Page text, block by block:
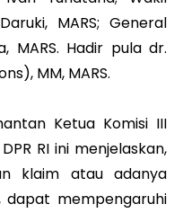
MARS; General
MARS. Hadir pula dr.
MM, MARS.
Ketua Komisi III
RI ini menjelaskan,
klaim atau adanya
mempengaruhi